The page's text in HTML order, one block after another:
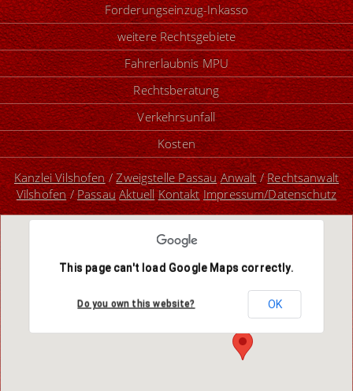
Forderungseinzug-Inkasso
weitere Rechtsgebiete
Fahrerlaubnis MPU
Rechtsberatung
Verkehrsunfall
Kosten
Kanzlei Vilshofen/Zweigstelle Passau Anwalt/Rechtsanwalt
Vilshofen/Passau Aktuell Kontakt Impressum/Datenschutz
This page can't load Google Maps correctly.
Do you own this website? OK